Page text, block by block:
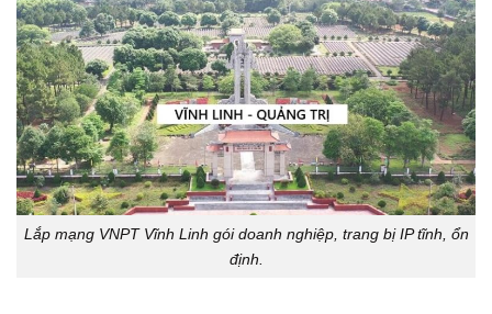
Lắp mạng VNPT Vĩnh Linh gói doanh nghiệp, trang bị IP tĩnh, ổn
định.